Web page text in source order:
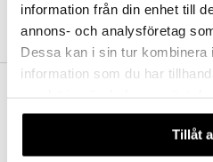
information från din enhet till
annons- och analysföretag
Dessa kan i sin tur kombinera
information som du har
våra cookies vid fortsatt
Tillåt
LUO ASIAKAS
Aina maksuton vaihtoehto,
tuotteen tai koko